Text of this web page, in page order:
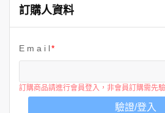
訂購人資料
E m a i l
訂購商品請進行會員登入，非會員訂購需先
驗證/登入